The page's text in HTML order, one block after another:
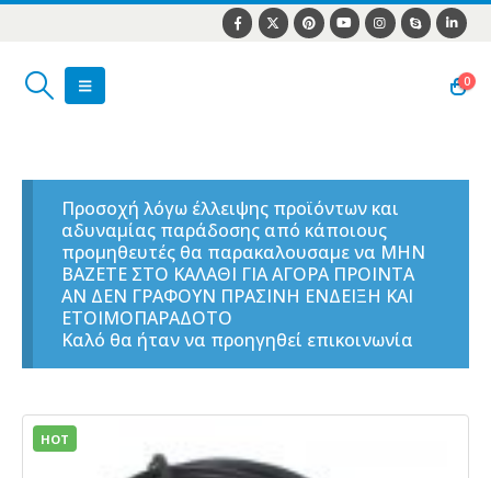
0
Προσοχή λόγω έλλειψης προϊόντων και
αδυναμίας παράδοσης από κάποιους
προμηθευτές θα παρακαλουσαμε να ΜΗΝ
ΒΑΖΕΤΕ ΣΤΟ ΚΑΛΑΘΙ ΓΙΑ ΑΓΟΡΑ ΠΡΟΙΝΤΑ
ΑΝ ΔΕΝ ΓΡΑΦΟΥΝ ΠΡΑΣΙΝΗ ΕΝΔΕΙΞΗ ΚΑΙ
ΕΤΟΙΜΟΠΑΡΑΔΟΤΟ
Καλό θα ήταν να προηγηθεί επικοινωνία
HOT